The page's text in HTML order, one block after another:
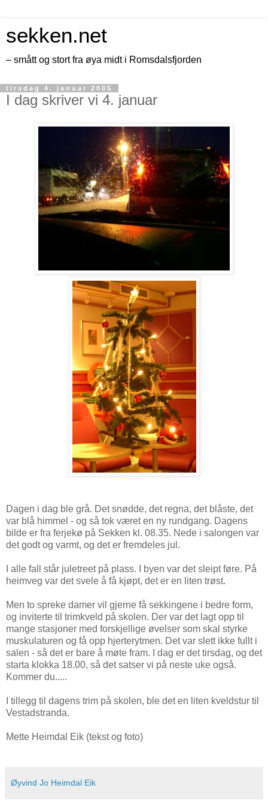
sekken.net
– smått og stort fra øya midt i Romsdalsfjorden
tirsdag 4. januar 2005
I dag skriver vi 4. januar
Dagen i dag ble grå. Det snødde, det regna, det blåste, det
var blå himmel - og så tok været en ny rundgang. Dagens
bilde er fra ferjekø på Sekken kl. 08.35. Nede i salongen var
det godt og varmt, og det er fremdeles jul.
I alle fall står juletreet på plass. I byen var det sleipt føre. På
heimveg var det svele å få kjøpt, det er en liten trøst.
Men to spreke damer vil gjerne få sekkingene i bedre form,
og inviterte til trimkveld på skolen. Der var det lagt opp til
mange stasjoner med forskjellige øvelser som skal styrke
muskulaturen og få opp hjerterytmen. Det var slett ikke fullt i
salen - så det er bare å møte fram. I dag er det tirsdag, og det
starta klokka 18.00, så det satser vi på neste uke også.
Kommer du.....
I tillegg til dagens trim på skolen, ble det en liten kveldstur til
Vestadstranda.
Mette Heimdal Eik (tekst og foto)
Øyvind Jo Heimdal Eik